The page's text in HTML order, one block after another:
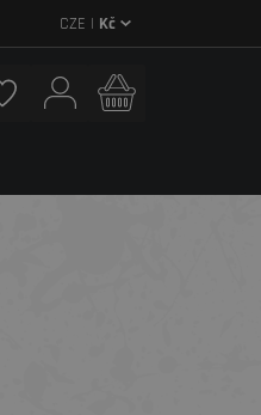
CZE | Kč